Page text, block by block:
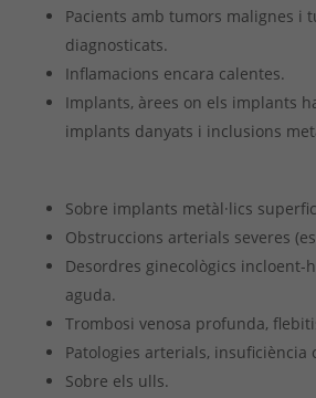
Pacients amb tumors malignes i
diagnosticats.
Inflamacions encara calentes.
Implants, àrees on els implants
implants danyats i inclusions
Sobre implants metàl·lics
Obstruccions arterials severes
Desordres ginecològics incloent-
aguda.
Trombosi venosa profunda,
Patologies arterials, insuficiència
Sobre els ulls.